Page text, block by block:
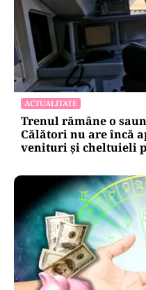
ACTUALITATE
Trenul rămâne o
Călători nu are încă
venituri și cheltuieli